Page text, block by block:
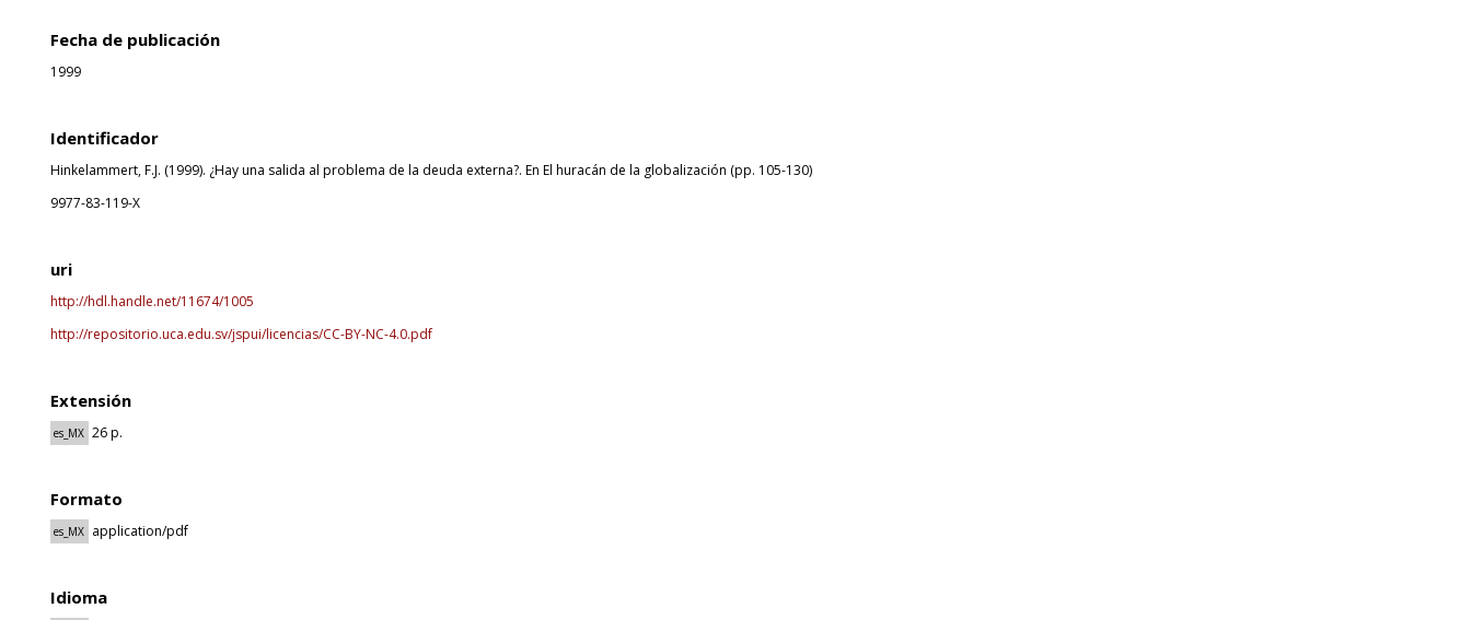
Fecha de publicación
1999
Identificador
Hinkelammert, F.J. (1999). ¿Hay una salida al problema de la deuda externa?. En El huracán de la globalización (pp. 105-130)
9977-83-119-X
uri
http://hdl.handle.net/11674/1005
http://repositorio.uca.edu.sv/jspui/licencias/CC-BY-NC-4.0.pdf
Extensión
es_MX 26 p.
Formato
es_MX application/pdf
Idioma